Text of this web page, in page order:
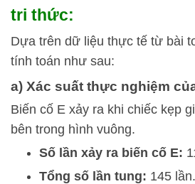
tri thức:
Dựa trên dữ liệu thực tế từ bài
tính toán như sau:
a) Xác suất thực nghiệm
Biến cố E xảy ra khi chiếc kẹp
bên trong hình vuông.
Số lần xảy ra biến cố E:
Tổng số lần tung: 145 lần.